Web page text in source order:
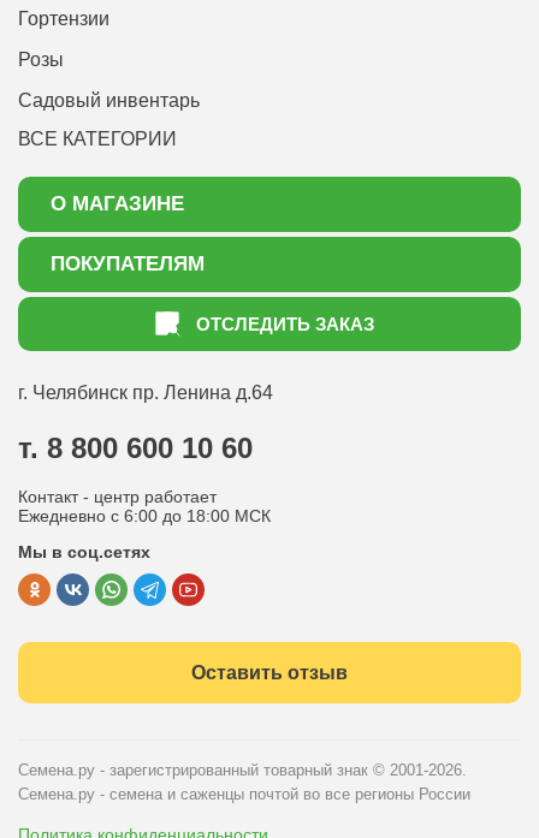
Гортензии
Розы
Садовый инвентарь
ВСЕ КАТЕГОРИИ
О МАГАЗИНЕ
О нас
Акции
ПОКУПАТЕЛЯМ
Как оформить заказ
Статьи садоводу
Оптовым покупателям
Политика конфиденциальности
Публичная оферта
ОТСЛЕДИТЬ ЗАКАЗ
г. Челябинск пр. Ленина д.64
т. 8 800 600 10 60
Контакт - центр работает
Ежедневно с 6:00 до 18:00 МСК
Мы в соц.сетях
Оставить отзыв
Семена.ру - зарегистрированный товарный знак © 2001-2026.
Семена.ру - семена и саженцы почтой во все регионы России